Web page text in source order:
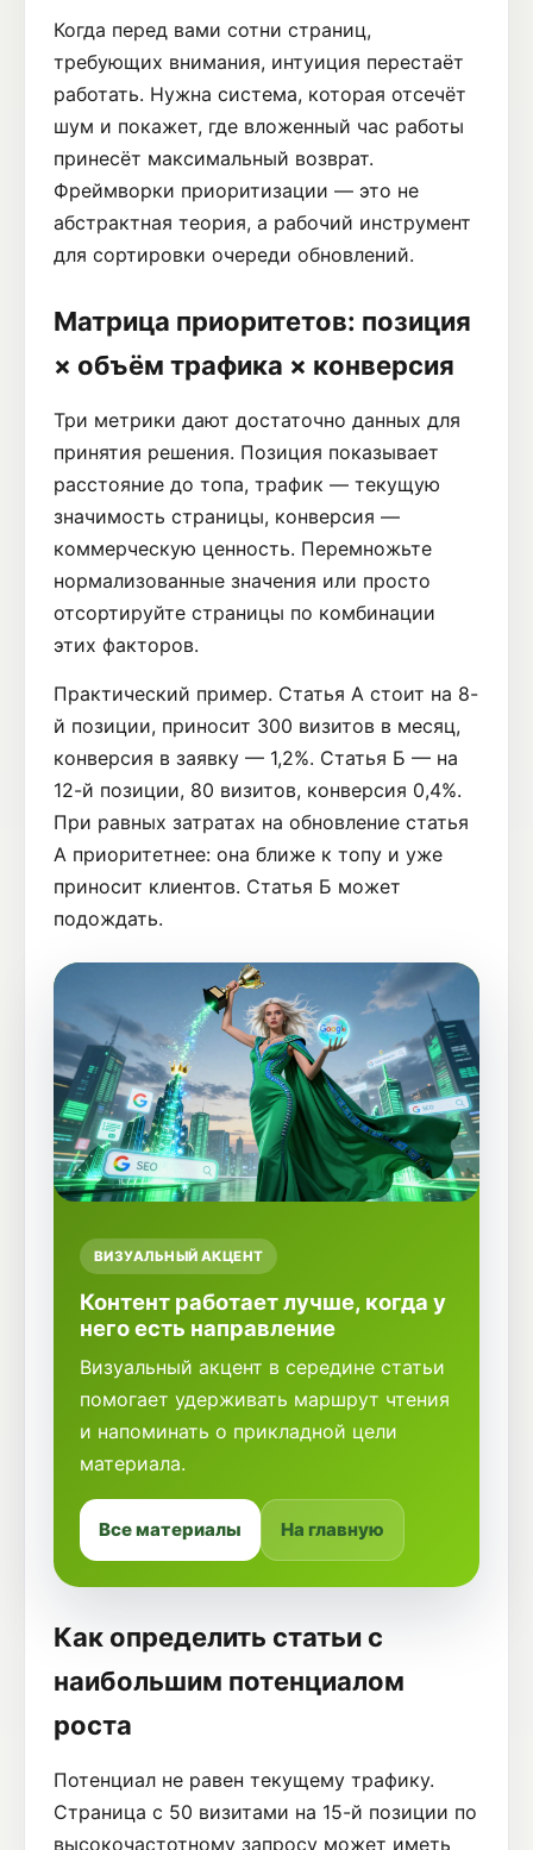
Когда перед вами сотни страниц,
требующих внимания, интуиция перестаёт
работать. Нужна система, которая отсечёт
шум и покажет, где вложенный час работы
принесёт максимальный возврат.
Фреймворки приоритизации — это не
абстрактная теория, а рабочий инструмент
для сортировки очереди обновлений.
Матрица приоритетов: позиция
× объём трафика × конверсия
Три метрики дают достаточно данных для
принятия решения. Позиция показывает
расстояние до топа, трафик — текущую
значимость страницы, конверсия —
коммерческую ценность. Перемножьте
нормализованные значения или просто
отсортируйте страницы по комбинации
этих факторов.
Практический пример. Статья А стоит на 8-
й позиции, приносит 300 визитов в месяц,
конверсия в заявку — 1,2%. Статья Б — на
12-й позиции, 80 визитов, конверсия 0,4%.
При равных затратах на обновление статья
А приоритетнее: она ближе к топу и уже
приносит клиентов. Статья Б может
подождать.
ВИЗУАЛЬНЫЙ АКЦЕНТ
Контент работает лучше, когда у
него есть направление
Визуальный акцент в середине статьи
помогает удерживать маршрут чтения
и напоминать о прикладной цели
материала.
Все материалы На главную
Как определить статьи с
наибольшим потенциалом
роста
Потенциал не равен текущему трафику.
Страница с 50 визитами на 15-й позиции по
высокочастотному запросу может иметь